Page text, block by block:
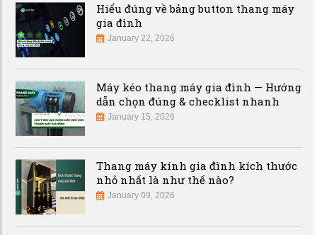
Hiểu đúng về bảng button thang máy
gia đình
January 22, 2026
Máy kéo thang máy gia đình — Hướng
dẫn chọn đúng & checklist nhanh
January 15, 2026
Thang máy kính gia đình kích thước
nhỏ nhất là như thế nào?
January 09, 2026